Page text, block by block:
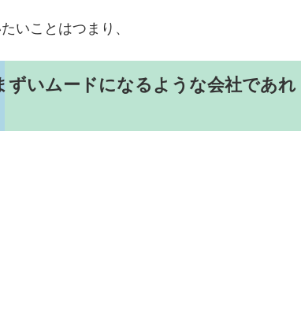
いことはつまり、
いムードになるような会社であれ